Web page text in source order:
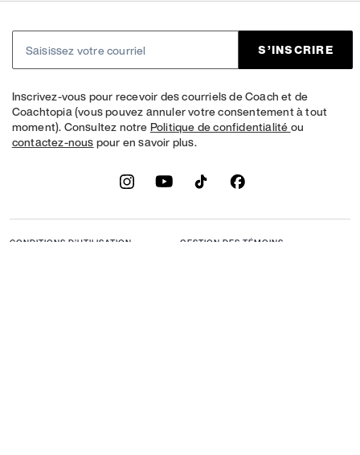
S’INSCRIRE
Inscrivez-vous pour recevoir des courriels de Coach et de
Coachtopia (vous pouvez annuler votre consentement à tout
moment). Consultez notrePolitique de confidentialitéou
contactez-nouspour en savoir plus.
CONDITIONS D’UTILISATION GESTION DES TÉMOINS